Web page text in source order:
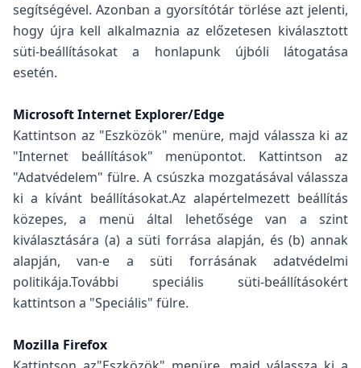
segítségével. Azonban a gyorsítótár törlése azt jelenti,
hogy újra kell alkalmaznia az előzetesen kiválasztott
süti-beállításokat a honlapunk újbóli látogatása
esetén.
Microsoft Internet Explorer/Edge
Kattintson az "Eszközök" menüre, majd válassza ki az
"Internet beállítások" menüpontot. Kattintson az
"Adatvédelem" fülre. A csúszka mozgatásával válassza
ki a kívánt beállításokat.Az alapértelmezett beállítás
közepes, a menü által lehetősége van a szint
kiválasztására (a) a süti forrása alapján, és (b) annak
alapján, van-e a süti forrásának adatvédelmi
politikája.További speciális süti-beállításokért
kattintson a "Speciális" fülre.
Mozilla Firefox